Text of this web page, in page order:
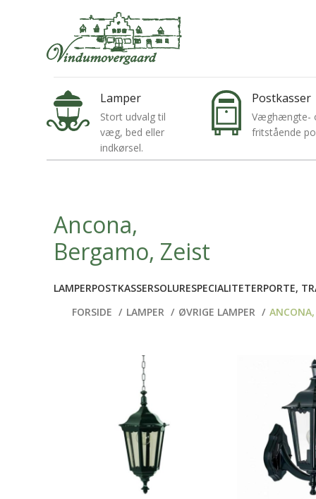
Lamper
Stort udvalg til
væg, bed eller
indkørsel.
Postkasser
Væghængte-
fritstående
Ancona,
Bergamo, Zeist
LAMPERPOSTKASSERSOLURESPECIALITETERPORTE,
FORSIDE
LAMPER ØVRIGE LAMPER
VINDUMOVERGAARDSVEJ 6, 8850 BJERRINGBRO